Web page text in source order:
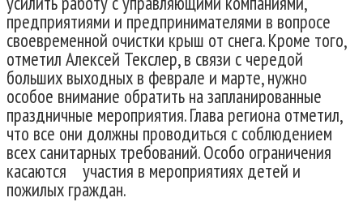
предприятиями и предпринимателями в вопросе
своевременной очистки крыш от снега. Кроме того,
отметил Алексей Текслер, в связи с чередой
больших выходных в феврале и марте, нужно
особое внимание обратить на запланированные
праздничные мероприятия. Глава региона отметил,
что все они должны проводиться с соблюдением
всех санитарных требований. Особо ограничения
касаются участия в мероприятиях детей и
пожилых граждан.